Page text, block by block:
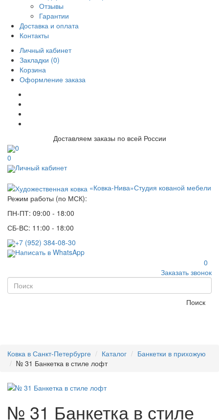
Отзывы
Гарантии
Доставка и оплата
Контакты
Личный кабинет
Закладки (0)
Корзина
Оформление заказа
Доставляем заказы по всей России
0
0
Личный кабинет
«Ковка-Нива»Студия кованой мебели
Режим работы (по МСК):
ПН-ПТ: 09:00 - 18:00
СБ-ВС: 11:00 - 18:00
+7 (952) 384-08-30
Написать в WhatsApp
0
Заказать звонок
Поиск
Ковка в Санкт-Петербурге Каталог
Банкетки в прихожую
№ 31 Банкетка в стиле лофт
№ 31 Банкетка в стиле